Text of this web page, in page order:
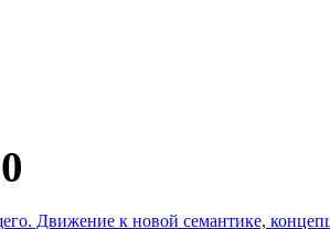
Движение к новой семантике,